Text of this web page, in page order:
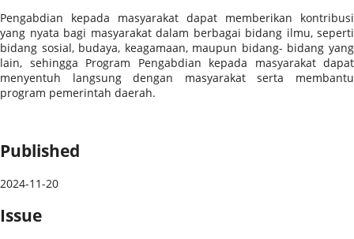
Pengabdian kepada masyarakat dapat memberikan kontribusi
yang nyata bagi masyarakat dalam berbagai bidang ilmu, seperti
bidang sosial, budaya, keagamaan, maupun bidang- bidang yang
lain, sehingga Program Pengabdian kepada masyarakat dapat
menyentuh langsung dengan masyarakat serta membantu
program pemerintah daerah.
Published
2024-11-20
Issue